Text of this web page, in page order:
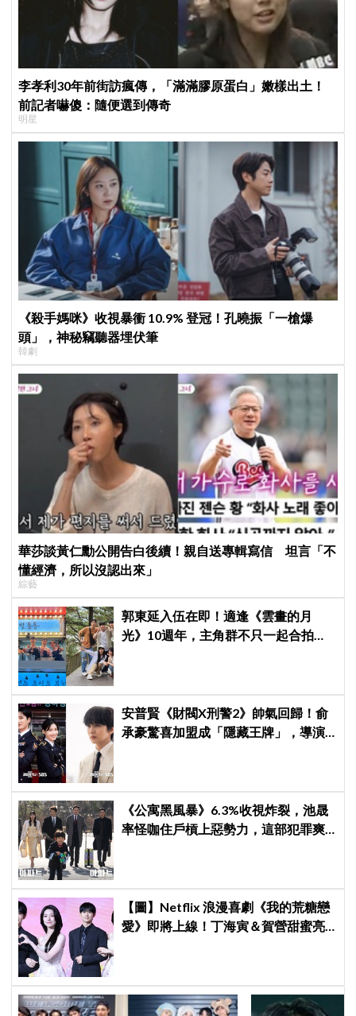
李孝利30年前街訪瘋傳，「滿滿膠原蛋白」嫩樣出土！
前記者嚇傻：隨便選到傳奇
明星
《殺手媽咪》收視暴衝 10.9% 登冠！孔曉振「一槍爆
頭」，神秘竊聽器埋伏筆
韓劇
華莎談黃仁勳公開告白後續！親自送專輯寫信 坦言「不
懂經濟，所以沒認出來」
綜藝
郭東延入伍在即！適逢《雲畫的月
光》10週年，主角群不只一起合拍畫
安普賢《財閥X刑警2》帥氣回歸！俞
承豪驚喜加盟成「隱藏王牌」，導演
《公寓黑風暴》6.3%收視炸裂，池晟
率怪咖住戶槓上惡勢力，這部犯罪爽
【圖】Netflix 浪漫喜劇《我的荒糖戀
愛》即將上線！丁海寅＆賀營甜蜜亮